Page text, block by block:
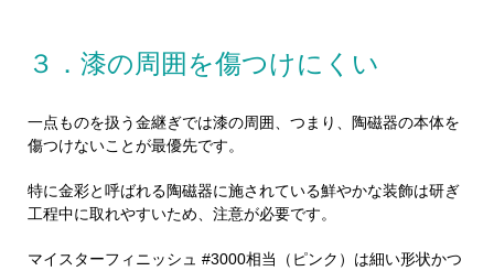
３．漆の周囲を傷つけにくい
一点ものを扱う金継ぎでは漆の周囲、つまり、陶磁器の本体を
傷つけないことが最優先です。
特に金彩と呼ばれる陶磁器に施されている鮮やかな装飾は研ぎ
工程中に取れやすいため、注意が必要です。
マイスターフィニッシュ #3000相当（ピンク）は細い形状かつ